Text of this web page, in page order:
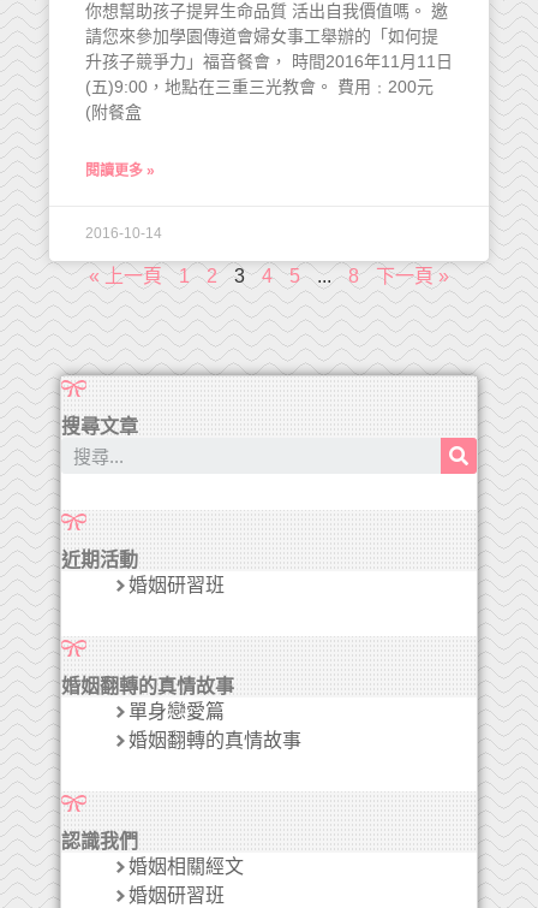
你想幫助孩子提昇生命品質 活出自我價值嗎。 邀
請您來參加學園傳道會婦女事工舉辦的「如何提
升孩子競爭力」福音餐會， 時間2016年11月11日
(五)9:00，地點在三重三光教會。 費用﹕200元
(附餐盒
閱讀更多 »
2016-10-14
« 上一頁 1 2 3 4 5 ... 8 下一頁 »
搜尋文章
近期活動
婚姻研習班
婚姻翻轉的真情故事
單身戀愛篇
婚姻翻轉的真情故事
認識我們
婚姻相關經文
婚姻研習班